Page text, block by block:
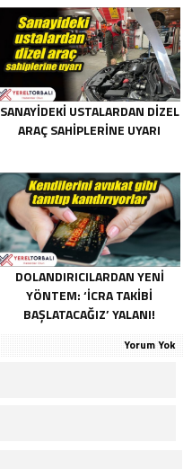
SANAYIDEKI USTALARDAN DIZEL
ARAÇ SAHIPLERINE UYARI
DOLANDIRICILARDAN YENİ
YÖNTEM: ‘İCRA TAKİBİ
BAŞLATACAĞIZ’ YALANI!
Yorum Yok